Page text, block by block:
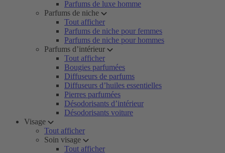
Parfums de luxe homme
Parfums de niche
Tout afficher
Parfums de niche pour femmes
Parfums de niche pour hommes
Parfums d’intérieur
Tout afficher
Bougies parfumées
Diffuseurs de parfums
Diffuseurs d’huiles essentielles
Pierres parfumées
Désodorisants d’intérieur
Désodorisants voiture
Visage
Tout afficher
Soin visage
Tout afficher